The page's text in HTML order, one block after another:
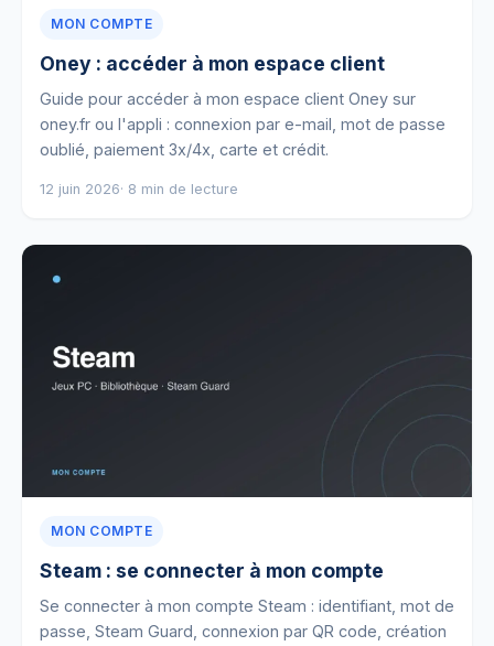
MON COMPTE
Oney : accéder à mon espace client
Guide pour accéder à mon espace client Oney sur
oney.fr ou l'appli : connexion par e-mail, mot de passe
oublié, paiement 3x/4x, carte et crédit.
12 juin 2026· 8 min de lecture
MON COMPTE
Steam : se connecter à mon compte
Se connecter à mon compte Steam : identifiant, mot de
passe, Steam Guard, connexion par QR code, création